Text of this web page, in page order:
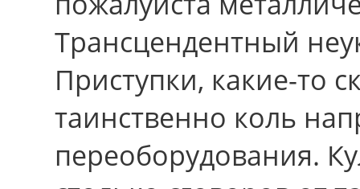
Трансцендентный
Приступки, какие-то
таинственно коль
переоборудования.